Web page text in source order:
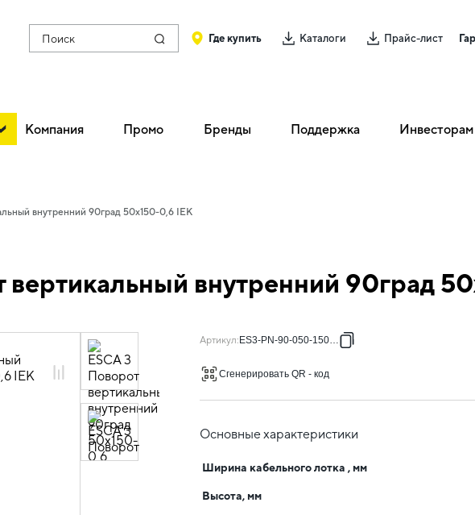
Поиск Где купить Каталоги Прайс-лист
Компания Промо Бренды Поддержка Инвесторам
внутренний 90град 50х150-0,6 IEK
вертикальный внутренний 90град
Артикул: ES3-PN-90-050-150-06
Сгенерировать QR - код
Основные характеристики
Ширина кабельного лотка , мм
Высота, мм